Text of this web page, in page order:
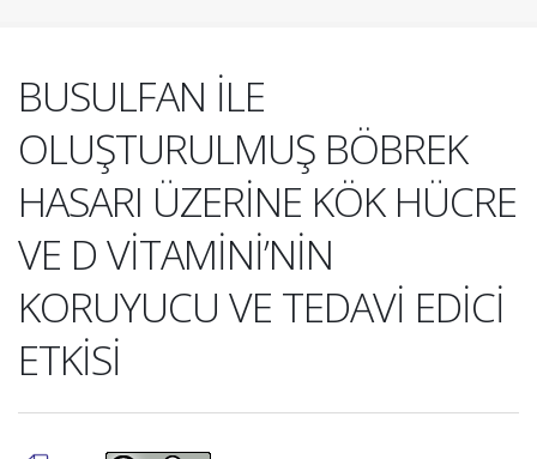
BUSULFAN İLE
OLUŞTURULMUŞ BÖBREK
HASARI ÜZERİNE KÖK HÜCRE
VE D VİTAMİNİ’NİN
KORUYUCU VE TEDAVİ EDİCİ
ETKİSİ